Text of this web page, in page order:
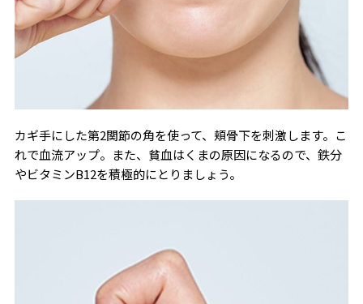
カギ手にした第2関節の角を使って、頬骨下を刺激します。こ
れで血流アップ。また、貧血はくまの原因になるので、鉄分
やビタミンB12を積極的にとりましょう。